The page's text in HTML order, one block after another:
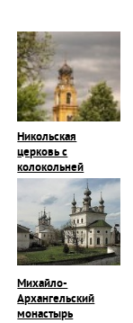
Никольская
церковь с
колокольней
Михайло-
Архангельский
монастырь